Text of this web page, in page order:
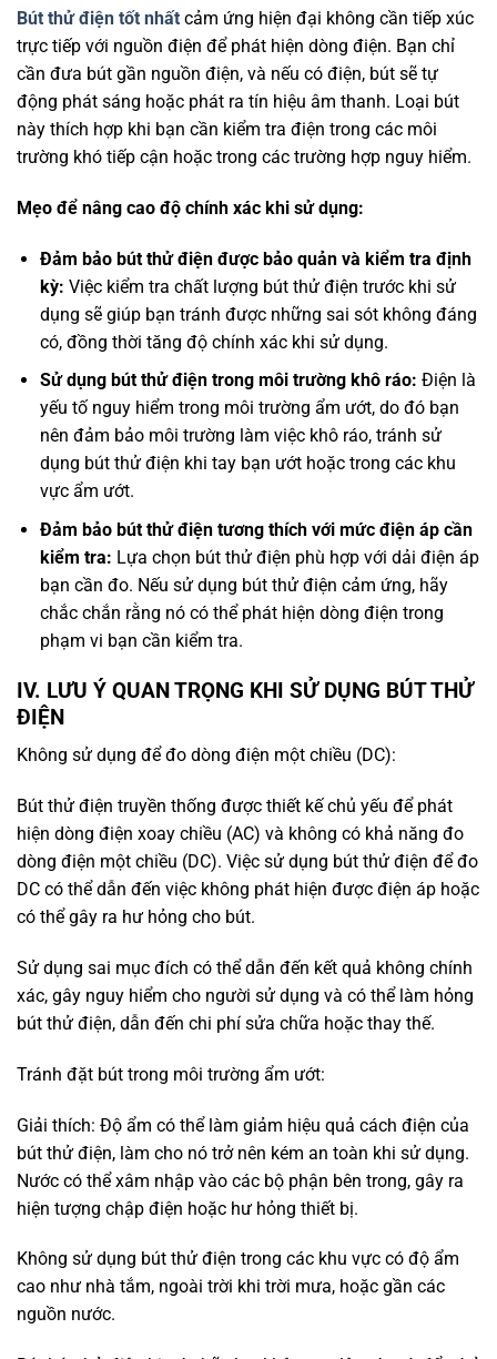
Bút thử điện tốt nhất cảm ứng hiện đại không cần tiếp xúc
trực tiếp với nguồn điện để phát hiện dòng điện. Bạn chỉ
cần đưa bút gần nguồn điện, và nếu có điện, bút sẽ tự
động phát sáng hoặc phát ra tín hiệu âm thanh. Loại bút
này thích hợp khi bạn cần kiểm tra điện trong các môi
trường khó tiếp cận hoặc trong các trường hợp nguy hiểm.
Mẹo để nâng cao độ chính xác khi sử dụng:
Đảm bảo bút thử điện được bảo quản và kiểm tra định
kỳ: Việc kiểm tra chất lượng bút thử điện trước khi sử
dụng sẽ giúp bạn tránh được những sai sót không đáng
có, đồng thời tăng độ chính xác khi sử dụng.
Sử dụng bút thử điện trong môi trường khô ráo: Điện là
yếu tố nguy hiểm trong môi trường ẩm ướt, do đó bạn
nên đảm bảo môi trường làm việc khô ráo, tránh sử
dụng bút thử điện khi tay bạn ướt hoặc trong các khu
vực ẩm ướt.
Đảm bảo bút thử điện tương thích với mức điện áp cần
kiểm tra: Lựa chọn bút thử điện phù hợp với dải điện áp
bạn cần đo. Nếu sử dụng bút thử điện cảm ứng, hãy
chắc chắn rằng nó có thể phát hiện dòng điện trong
phạm vi bạn cần kiểm tra.
IV. LƯU Ý QUAN TRỌNG KHI SỬ DỤNG BÚT THỬ
ĐIỆN
Không sử dụng để đo dòng điện một chiều (DC):
Bút thử điện truyền thống được thiết kế chủ yếu để phát
hiện dòng điện xoay chiều (AC) và không có khả năng đo
dòng điện một chiều (DC). Việc sử dụng bút thử điện để đo
DC có thể dẫn đến việc không phát hiện được điện áp hoặc
có thể gây ra hư hỏng cho bút.
Sử dụng sai mục đích có thể dẫn đến kết quả không chính
xác, gây nguy hiểm cho người sử dụng và có thể làm hỏng
bút thử điện, dẫn đến chi phí sửa chữa hoặc thay thế.
Tránh đặt bút trong môi trường ẩm ướt:
Giải thích: Độ ẩm có thể làm giảm hiệu quả cách điện của
bút thử điện, làm cho nó trở nên kém an toàn khi sử dụng.
Nước có thể xâm nhập vào các bộ phận bên trong, gây ra
hiện tượng chập điện hoặc hư hỏng thiết bị.
Không sử dụng bút thử điện trong các khu vực có độ ẩm
cao như nhà tắm, ngoài trời khi trời mưa, hoặc gần các
nguồn nước.